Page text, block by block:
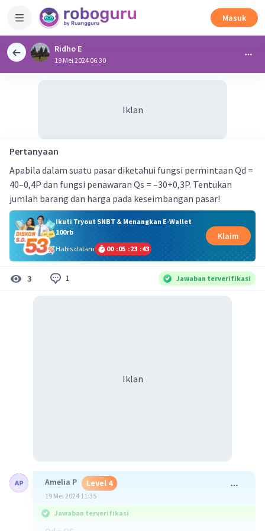
Masuk
Ridho E
19 Mei 2024 06:30
Iklan
Pertanyaan
Apabila dalam suatu pasar diketahui fungsi permintaan Qd =
40–0,4P dan fungsi penawaran Qs = –30+0,3P. Tentukan
jumlah barang dan harga pada keseimbangan pasar!
Ikuti Tryout SNBT & Menangkan E-Wallet
100rb
Habis dalam
00 :05 :23 :42
Klaim
3 1 Jawaban terverifikasi
Iklan
Amelia P Level 4
19 Mei 2024 11:35
Jawaban terverifikasi